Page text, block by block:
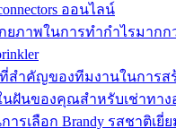
ออนไลน์
ยภาพในการทำกำไรมาก
สำคัญของทีมงานในการส
ฝันของคุณสำหรับเช่าทาง
รเลือก Brandy รสชาติเยี่ย